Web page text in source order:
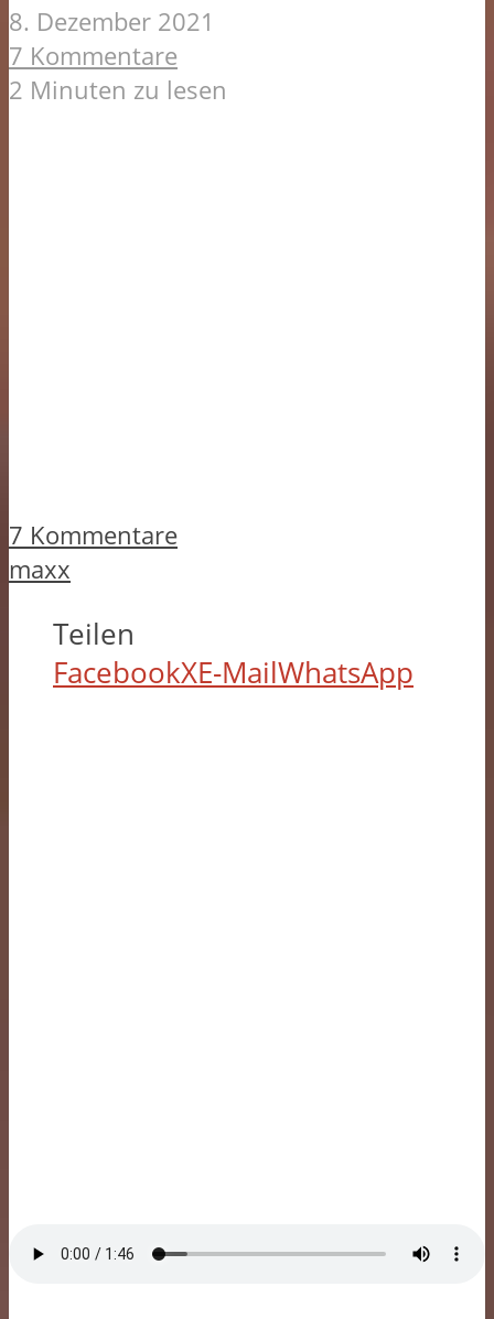
8. Dezember 2021
7 Kommentare
2 Minuten zu lesen
7 Kommentare
maxx
Teilen
FacebookXE-MailWhatsApp